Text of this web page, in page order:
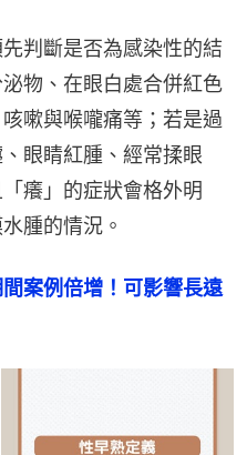
判斷是否為感染性的結
物、在眼白處合併紅色
嗽與喉嚨痛等；若是過
眼睛紅腫、經常揉眼
癢」的症狀會格外明
腫的情況。
案例倍增！可影響長遠